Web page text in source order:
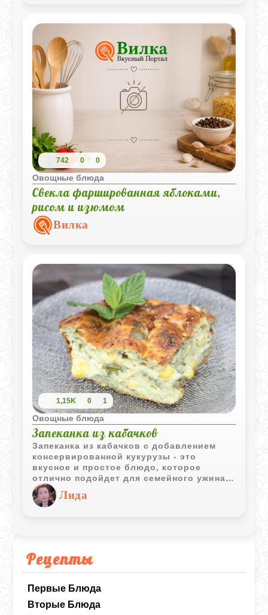
Рецепты
Первые Блюда
Вторые Блюда
742 0 0
Овощные блюда
Свекла фаршированная яблоками,
рисом и изюмом
Вилка
1,15K 0 1
Овощные блюда
Запеканка из кабачков
Запеканка из кабачков с добавлением
консервированной кукурузы - это
вкусное и простое блюдо, которое
отлично подойдет для семейного ужина.
Сочетание нежного кабачка и сладкой
кукурузы создает гармоничный вкус,
который наверняка понравится всем
Лида